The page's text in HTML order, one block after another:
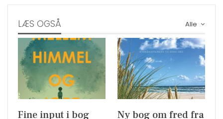
Alle
LÆS OGSÅ
Fine input i bog
Ny bog om fred fra